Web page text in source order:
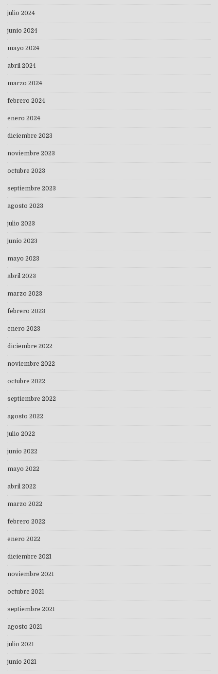
julio 2024
junio 2024
mayo 2024
abril 2024
marzo 2024
febrero 2024
enero 2024
diciembre 2023
noviembre 2023
octubre 2023
septiembre 2023
agosto 2023
julio 2023
junio 2023
mayo 2023
abril 2023
marzo 2023
febrero 2023
enero 2023
diciembre 2022
noviembre 2022
octubre 2022
septiembre 2022
agosto 2022
julio 2022
junio 2022
mayo 2022
abril 2022
marzo 2022
febrero 2022
enero 2022
diciembre 2021
noviembre 2021
octubre 2021
septiembre 2021
agosto 2021
julio 2021
junio 2021